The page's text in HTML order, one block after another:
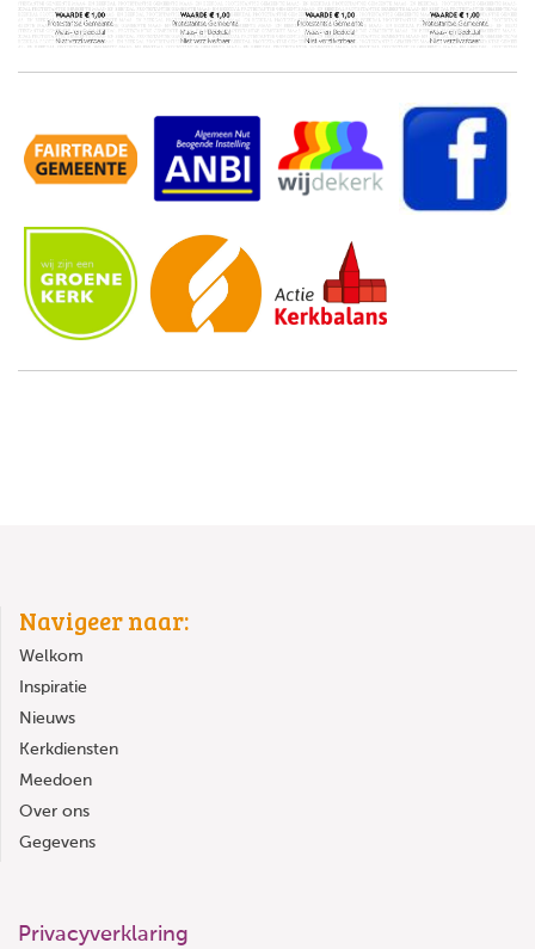
Navigeer naar:
Welkom
Inspiratie
Nieuws
Kerkdiensten
Meedoen
Over ons
Gegevens
Privacyverklaring